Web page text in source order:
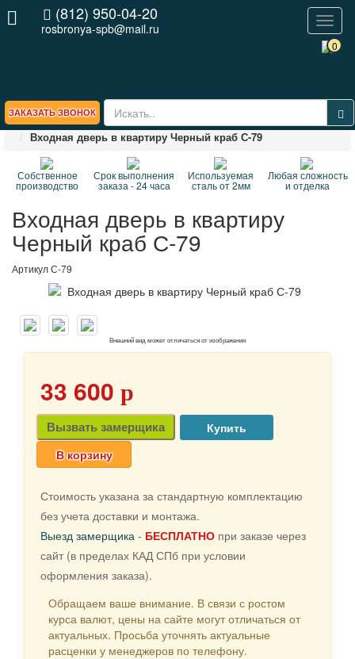
ЗАКАЗАТЬ ЗВОНОК
0
(812) 950-04-20
rosbronya-spb@mail.ru
Главная
ВЕСЬ КАТАЛОГ стальных дверей
Входная дверь в квартиру Черный краб С-79
Собственное
производство
Срок выполнения
заказа - 24 часа
Используемая
сталь от 2мм
Любая сложность
и отделка
Входная дверь в квартиру
Черный краб С-79
АртикулС-79
Внешний вид может отличаться от изображения
33 600 p
Вызвать замерщика
В корзину
Стоимость указана за стандартную комплектацию
без учета доставки и монтажа.
Выезд замерщика - БЕСПЛАТНО при заказе через
сайт (в пределах КАД СПб при условии
оформления заказа).
Обращаем ваше внимание. В связи с ростом
курса валют, цены на сайте могут отличаться от
актуальных. Просьба уточнять актуальные
расценки у менеджеров по телефону.